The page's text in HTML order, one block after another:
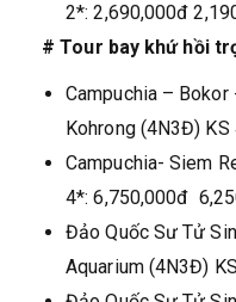
2*: 2,690,000đ
# Tour bay khứ hồi
Campuchia –
Kohrong (4N3Đ)
Campuchia- Siem
4*: 6,750,000đ
Đảo Quốc Sư Tử
Aquarium (4N3Đ)